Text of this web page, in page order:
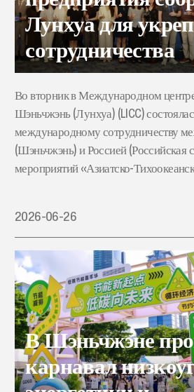
Лунхуа для
сотрудничества
Во вторник в Международном
Шэньчжэнь (Лунхуа) (LICC)
международному сотрудничеству
(Шэньчжэнь) и Россией (Российская
мероприятий «Азиатско-
2026-06-26
В Шэньчжэне
карнавал